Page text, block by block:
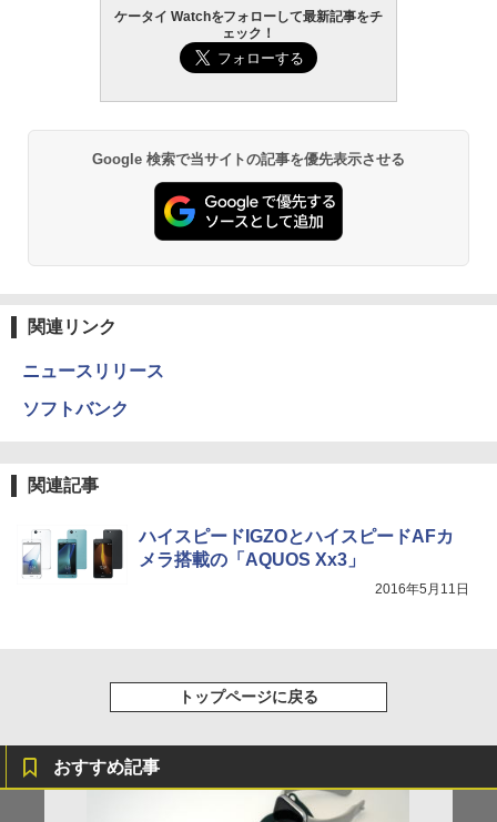
ケータイ Watchをフォローして最新記事をチ
ェック！
Google 検索で当サイトの記事を優先表示させる
関連リンク
ニュースリリース
ソフトバンク
関連記事
ハイスピードIGZOとハイスピードAFカ
メラ搭載の「AQUOS Xx3」
2016年5月11日
トップページに戻る
おすすめ記事